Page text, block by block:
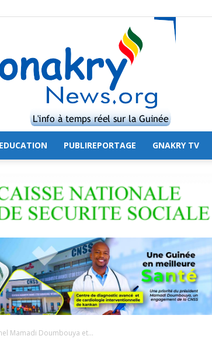
EDUCATION PUBLIREPORTAGE GNAKRY TV
Mamadi Doumbouya et...